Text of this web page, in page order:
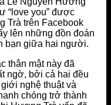
“love you” được
Trà trên Facebook
lên những đồn đoán
bạn giữa hai người.
thân mật này đã
ngờ, bởi cả hai đều
nghệ thuật và
chóng trở thành